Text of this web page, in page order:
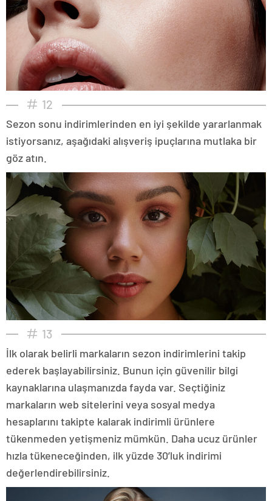
12
Sezon sonu indirimlerinden en iyi şekilde yararlanmak
istiyorsanız, aşağıdaki alışveriş ipuçlarına mutlaka bir
göz atın.
13
İlk olarak belirli markaların sezon indirimlerini takip
ederek başlayabilirsiniz. Bunun için güvenilir bilgi
kaynaklarına ulaşmanızda fayda var. Seçtiğiniz
markaların web sitelerini veya sosyal medya
hesaplarını takipte kalarak indirimli ürünlere
tükenmeden yetişmeniz mümkün. Daha ucuz ürünler
hızla tükeneceğinden, ilk yüzde 30’luk indirimi
değerlendirebilirsiniz.